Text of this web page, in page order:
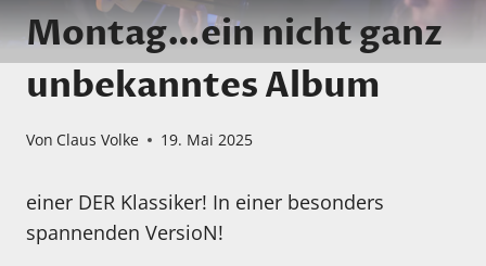
Montag…ein nicht ganz
unbekanntes Album
Von Claus Volke 19. Mai 2025
einer DER Klassiker! In einer besonders
spannenden VersioN!